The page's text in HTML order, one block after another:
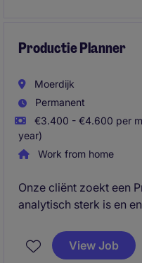
Logistiek, Trade,
Productie Planner
Moerdijk
Permanent
€3.400 - €4.600 per
year)
Work from home
Onze cliënt zoekt een
analytisch sterk is en
Met jouw vermogen
View Job